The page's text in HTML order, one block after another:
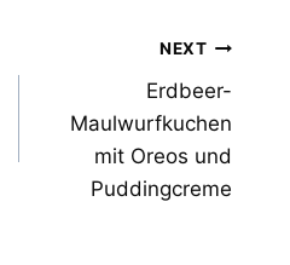
NEXT
Erdbeer-
Maulwurfkuchen
mit Oreos und
Puddingcreme